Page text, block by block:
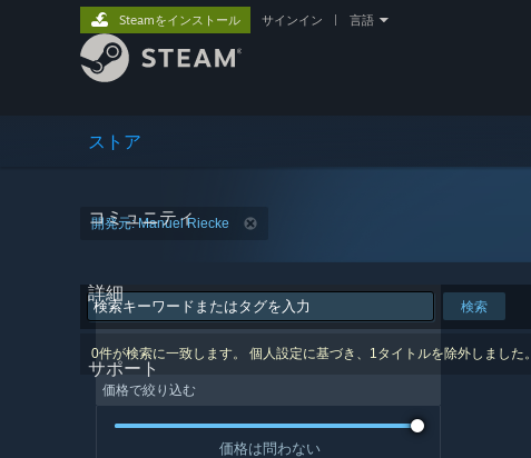
ストア
コミュニティ
詳細
サポート
Steamをインストール サインイン 言語
開発元: Manuel Riecke
検索
0件が検索に一致します。 個人設定に基づき、1タイトルを除外しました。
価格で絞り込む
価格は問わない